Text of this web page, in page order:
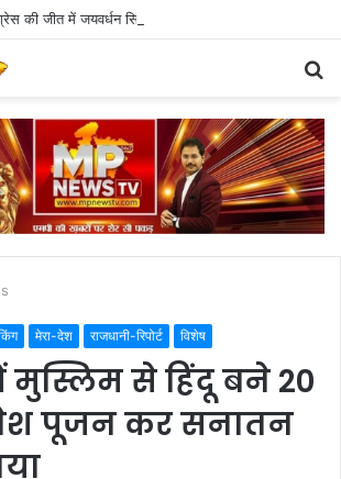
की जीत में जयवर्धन सिंह का जादू, 35 में 30 बूथ जीते
मेरा-देश राजधानी-रिपोर्ट विशेष
मुस्लिम से हिंदू बने 20
पूजन कर सनातन